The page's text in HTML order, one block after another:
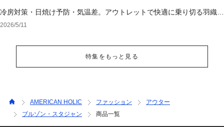
冷房対策・日焼け予防・気温差。アウトレットで快適に乗り切る羽織り
選び
2026/5/11
特集をもっと見る
AMERICAN HOLIC ファッション
アウター
ブルゾン・スタジャン
商品一覧